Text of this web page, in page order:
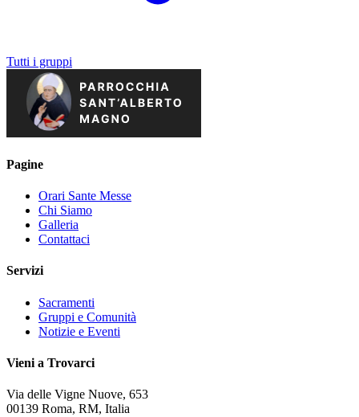
Tutti i gruppi
Pagine
Orari Sante Messe
Chi Siamo
Galleria
Contattaci
Servizi
Sacramenti
Gruppi e Comunità
Notizie e Eventi
Vieni a Trovarci
Via delle Vigne Nuove, 653
00139 Roma, RM, Italia